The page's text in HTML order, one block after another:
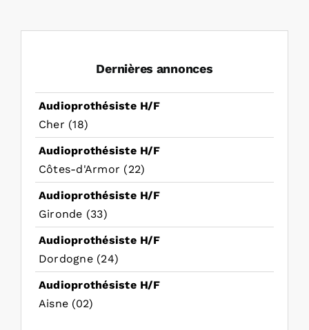
Dernières annonces
Audioprothésiste H/F
Cher (18)
Audioprothésiste H/F
Côtes-d'Armor (22)
Audioprothésiste H/F
Gironde (33)
Audioprothésiste H/F
Dordogne (24)
Audioprothésiste H/F
Aisne (02)